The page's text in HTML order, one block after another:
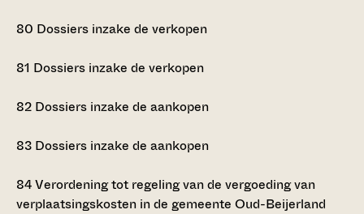
80 Dossiers inzake de verkopen
81 Dossiers inzake de verkopen
82 Dossiers inzake de aankopen
83 Dossiers inzake de aankopen
84Verordening tot regeling van de vergoeding van
verplaatsingskosten in de gemeente Oud-Beijerland